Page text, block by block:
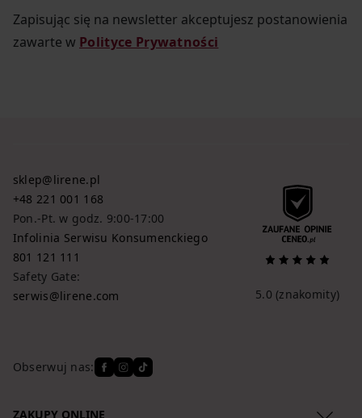
Zapisując się na newsletter akceptujesz postanowienia
zawarte w Polityce Prywatności
Obserwuj nas:
sklep@lirene.pl
+48 221 001 168
Pon.-Pt. w godz. 9:00-17:00
Infolinia Serwisu Konsumenckiego
801 121 111
Safety Gate:
serwis@lirene.com
ZAKUPY ONLINE
5.0 (znakomity)